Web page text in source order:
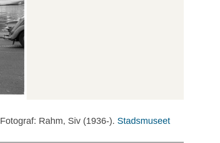
Fotograf: Rahm, Siv (1936-). Stadsmuseet